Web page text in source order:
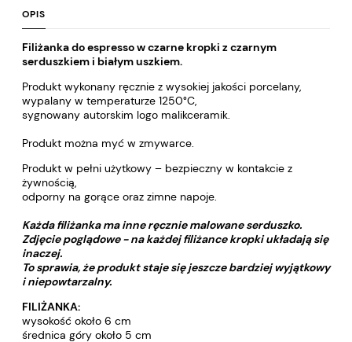
OPIS
Filiżanka do espresso w czarne kropki z czarnym
serduszkiem i białym uszkiem.
Produkt wykonany ręcznie z wysokiej jakości porcelany,
wypalany w temperaturze 1250°C,
sygnowany autorskim logo malikceramik.
Produkt można myć w zmywarce.
Produkt w pełni użytkowy – bezpieczny w kontakcie z
żywnością,
odporny na gorące oraz zimne napoje.
Każda filiżanka ma inne ręcznie malowane serduszko.
Zdjęcie poglądowe - na każdej filiżance kropki układają się
inaczej.
To sprawia, że produkt staje się jeszcze bardziej wyjątkowy
i niepowtarzalny.
FILIŻANKA:
wysokość około 6 cm
średnica góry około 5 cm